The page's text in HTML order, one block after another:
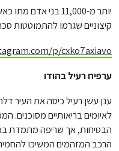
יותר מ-11,000 בני
קיצוניים שגרמו להתמוטטות
p/cxko7axiavo/
ערפיח רעיל בהודו
ענן עשן רעיל כיסה את העיר
לאיומים בריאותיים
הבטיחות, אך שריפה מתמדת
הרכב המזהמים המשיכו